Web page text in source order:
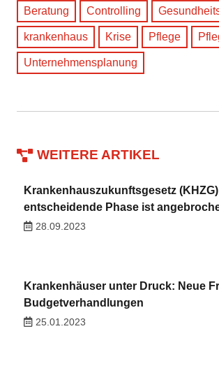
Beratung Controlling
krankenhaus Krise Pflege
Unternehmensplanung
WEITERE ARTIKEL
Krankenhauszukunftsgesetz
entscheidende Phase ist
28.09.2023
Krankenhäuser unter Druck: Neue
Budgetverhandlungen
25.01.2023